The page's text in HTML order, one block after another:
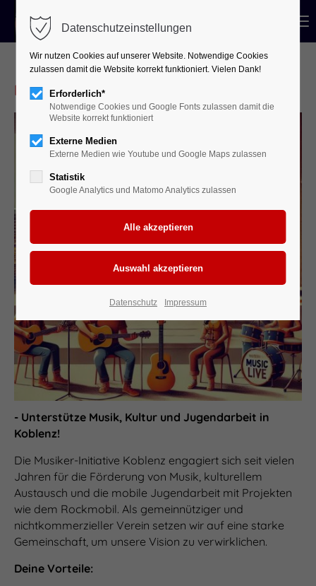
Mitglied werden
- Unterstütze Musik, Kultur und Jugendarbeit in
Koblenz!
Die Musiker-Initiative Koblenz engagiert sich seit vielen
Jahren für die Förderung von Musik, kulturellem
Austausch und die mobile Jugendarbeit mit Projekten
wie dem Rockmobil. Als gemeinnütziger und
nichtkommerzieller Verein setzen wir auf eine starke
Gemeinschaft, um unsere Vision zu verwirklichen.
Deine Vorteile:
Datenschutzeinstellungen
Wir nutzen Cookies auf unserer Website. Notwendige Cookies
zulassen damit die Website korrekt funktioniert. Vielen Dank!
Erforderlich*
Notwendige Cookies und Google Fonts zulassen damit die
Website korrekt funktioniert
Externe Medien
Externe Medien wie Youtube und Google Maps zulassen
Statistik
Google Analytics und Matomo Analytics zulassen
Datenschutz Impressum